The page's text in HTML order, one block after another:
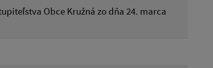
Obce Kružná zo dňa 24. marca